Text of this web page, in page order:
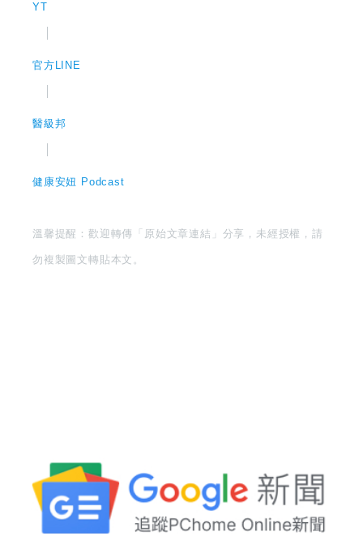
YT
官方LINE
醫級邦
健康安妞 Podcast
溫馨提醒：歡迎轉傳「原始文章連結」分享，未經授權，請
勿複製圖文轉貼本文。